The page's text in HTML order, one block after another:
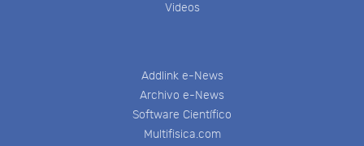
Videos
Addlink e-News
Archivo e-News
Software Científico
Multifisica.com